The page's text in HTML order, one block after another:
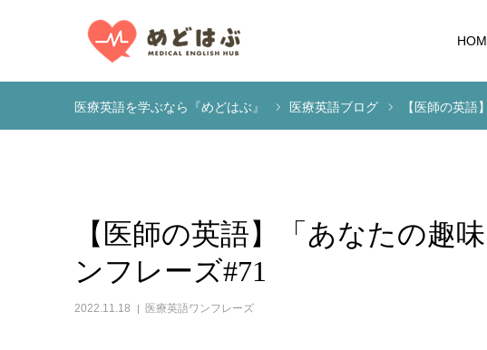
医療英語を学ぶなら『めどはぶ』 医療英語ブログ 【医師の英
【医師の英語】「あなたの趣
ンフレーズ#71
2022.11.18 医療英語ワンフレーズ